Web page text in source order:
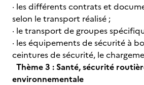
· les différents contrats et
selon le transport réalisé ;
· le transport de groupes
· les équipements de sécurité à
ceintures de sécurité, le
Thème 3 : Santé, sécurité
environnementale